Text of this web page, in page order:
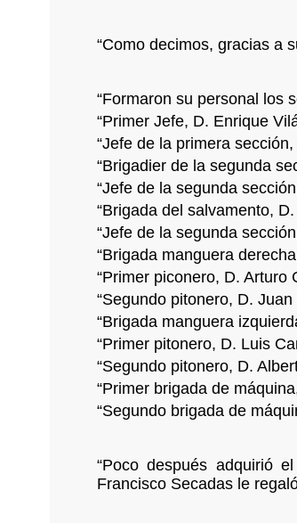
“Como decimos, gracias a
“Formaron su personal los
“Primer Jefe, D. Enrique
“Jefe de la primera
“Brigadier de la segunda
“Jefe de la segunda
“Brigada del salvamento,
“Jefe de la segunda
“Brigada manguera
“Primer piconero, D. Arturo
“Segundo pitonero, D.
“Brigada manguera
“Primer pitonero, D. Luis
“Segundo pitonero, D.
“Primer brigada de
“Segundo brigada de
“Poco después adquirió
Francisco Secadas le